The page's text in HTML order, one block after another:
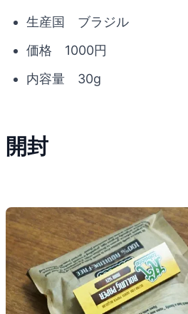
生産国 ブラジル
価格 1000円
内容量 30g
開封